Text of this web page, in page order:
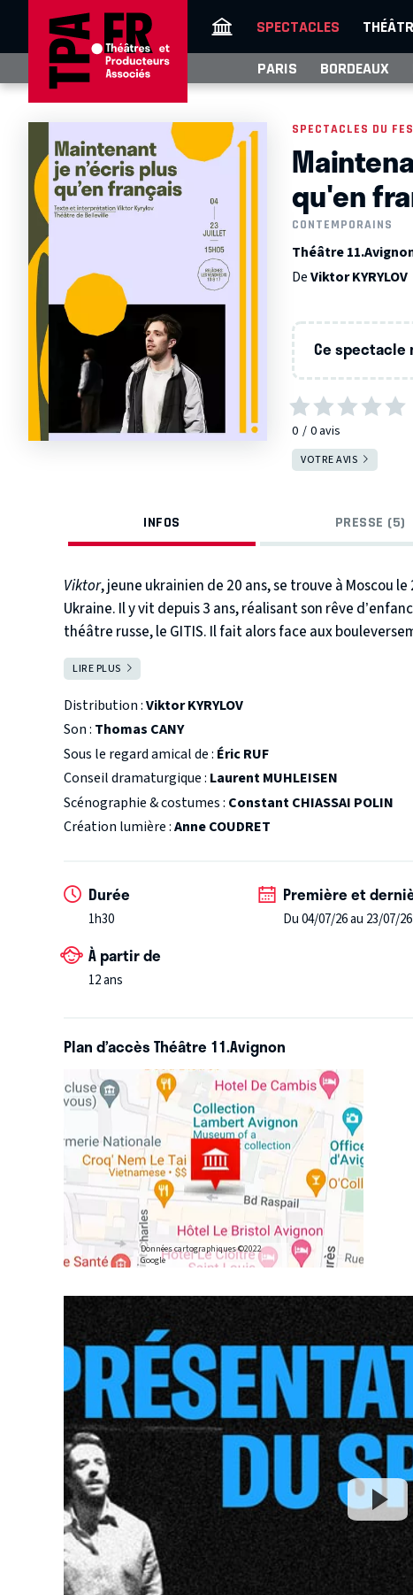
SPECTACLES
PARIS BORDEAUX
SPECTACLES DU
qu'en
CONTEMPORAINS
Théâtre
DeViktor KYRYLOV
Ce spectacle
0 0avis
VOTRE AVIS
INFOS PRESSE (5)
Viktor, jeune ukrainien de 20 ans, se trouve à Moscou
Ukraine. Il y vit depuis 3 ans, réalisant son rêve
théâtre russe, le GITIS. Il fait alors face aux
devient la haine, les amis d’hier deviennent les ennemis
une trahison à son peuple.
Maintenant je n’écris plus qu’en français
conflit qui traverse des siècles de destins mêlés entre
qu’ils entretiennent d’aujourd’hui. Le récit intime et
s’entrechoquent : la famille et la patrie, la jeunesse et
culpabilité …Le spectacle pose une question
LIRE PLUS
Distribution :Viktor KYRYLOV
Son : Thomas CANY
Sous le regard amical de : Éric RUF
Conseil dramaturgique : Laurent MUHLEISEN
Scénographie & costumes : Constant CHIASSAI POLIN
Création lumière :Anne COUDRET
Durée
1h30
Première et
Du 04/07/26 au 23/07/26
À partir de
12 ans
Plan d’accès Théâtre 11.Avignon
Données cartographiques ©2022
Google